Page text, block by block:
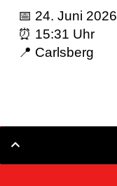
📅 24. Juni 2026
⏰ 15:31 Uhr
📍 Carlsberg